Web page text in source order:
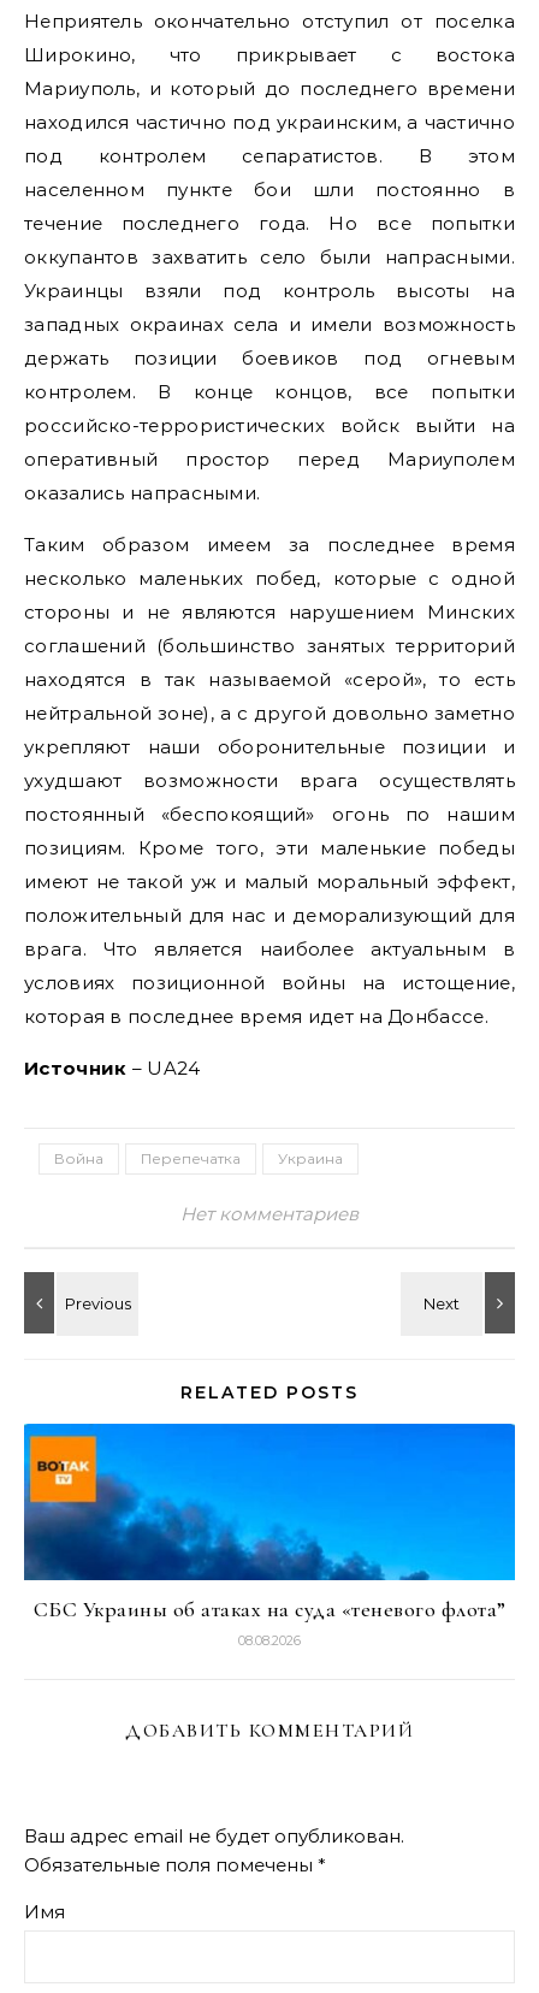
Неприятель окончательно отступил от поселка
Широкино, что прикрывает с востока
Мариуполь, и который до последнего времени
находился частично под украинским, а частично
под контролем сепаратистов. В этом
населенном пункте бои шли постоянно в
течение последнего года. Но все попытки
оккупантов захватить село были напрасными.
Украинцы взяли под контроль высоты на
западных окраинах села и имели возможность
держать позиции боевиков под огневым
контролем. В конце концов, все попытки
российско-террористических войск выйти на
оперативный простор перед Мариуполем
оказались напрасными.
Таким образом имеем за последнее время
несколько маленьких побед, которые с одной
стороны и не являются нарушением Минских
соглашений (большинство занятых территорий
находятся в так называемой «серой», то есть
нейтральной зоне), а с другой довольно заметно
укрепляют наши оборонительные позиции и
ухудшают возможности врага осуществлять
постоянный «беспокоящий» огонь по нашим
позициям. Кроме того, эти маленькие победы
имеют не такой уж и малый моральный эффект,
положительный для нас и деморализующий для
врага. Что является наиболее актуальным в
условиях позиционной войны на истощение,
которая в последнее время идет на Донбассе.
Источник – UA24
Война Перепечатка Украина
Нет комментариев
RELATED POSTS
СБС Украины об атаках на суда «теневого флота”
08.08.2026
ДОБАВИТЬ КОММЕНТАРИЙ
Ваш адрес email не будет опубликован.
Обязательные поля помечены *
Имя